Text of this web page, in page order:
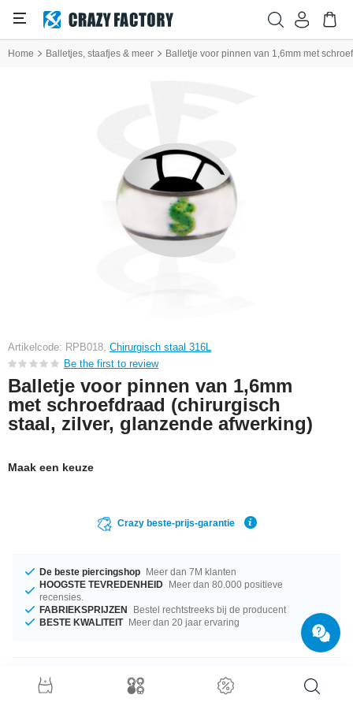
Home Balletjes, staafjes & meer Balletje voor pinnen van 1,6mm met
Artikelcode: RPB018, Chirurgisch staal 316L
Be the first to review
Balletje voor pinnen van 1,6mm
met schroefdraad (chirurgisch
staal, zilver, glanzende afwerking)
Maak een keuze
Crazy beste-prijs-garantie
De beste piercingshop Meer dan 7M klanten
HOOGSTE TEVREDENHEID Meer dan 80.000 positieve
recensies.
FABRIEKSPRIJZEN
Bestel rechtstreeks bij de producent
BESTE KWALITEIT Meer dan 20 jaar ervaring